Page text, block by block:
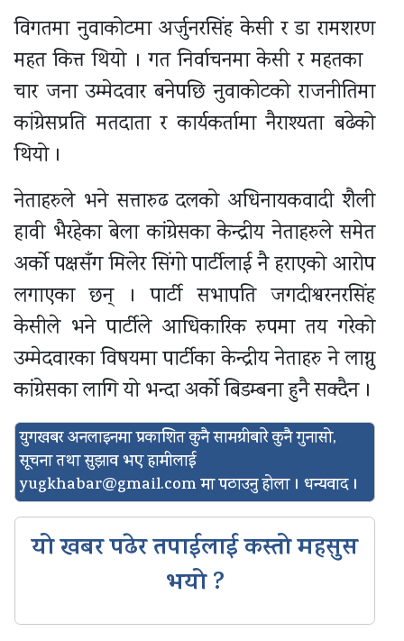
विगतमा नुवाकोटमा अर्जुनरसिंह केसी र डा रामशरण
महत कित्त थियो । गत निर्वाचनमा केसी र महतका
चार जना उम्मेदवार बनेपछि नुवाकोटको राजनीतिमा
कांग्रेसप्रति मतदाता र कार्यकर्तामा नैराश्यता बढेको
थियो ।
नेताहरुले भने सत्तारुढ दलको अधिनायकवादी शैली
हावी भैरहेका बेला कांग्रेसका केन्द्रीय नेताहरुले समेत
अर्को पक्षसँग मिलेर सिंगो पार्टीलाई नै हराएको आरोप
लगाएका छन् । पार्टी सभापति जगदीश्वरनरसिंह
केसीले भने पार्टीले आधिकारिक रुपमा तय गरेको
उम्मेदवारका विषयमा पार्टीका केन्द्रीय नेताहरु ने लाग्नु
कांग्रेसका लागि यो भन्दा अर्को बिडम्बना हुनै सक्दैन ।
युगखबर अनलाइनमा प्रकाशित कुनै सामग्रीबारे कुनै गुनासो,
सूचना तथा सुझाव भए हामीलाई
yugkhabar@gmail.comमा पठाउनु होला । धन्यवाद ।
यो खबर पढेर तपाईलाई कस्तो महसुस
भयो ?